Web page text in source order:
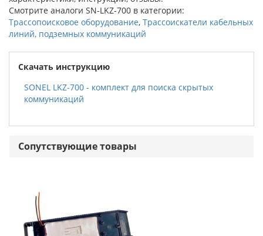
Смотрите аналоги SN-LKZ-700 в категории:
Трассопоисковое оборудование, Трассоискатели кабельных
линий, подземных коммуникаций
Скачать инструкцию
SONEL LKZ-700 - комплект для поиска скрытых
коммуникаций
Сопутствующие товары